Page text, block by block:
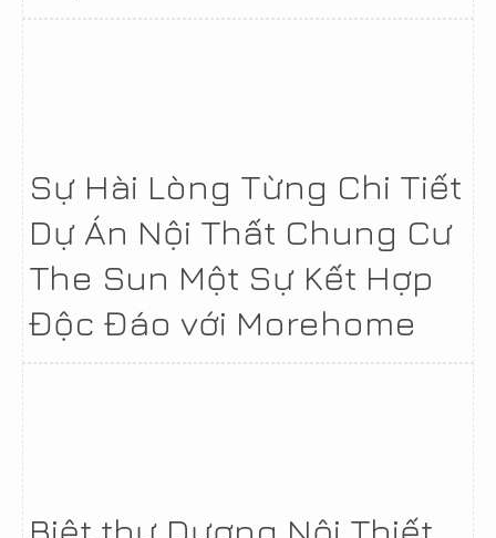
Sự Hài Lòng Từng Chi Tiết
Dự Án Nội Thất Chung Cư
The Sun Một Sự Kết Hợp
Độc Đáo với Morehome